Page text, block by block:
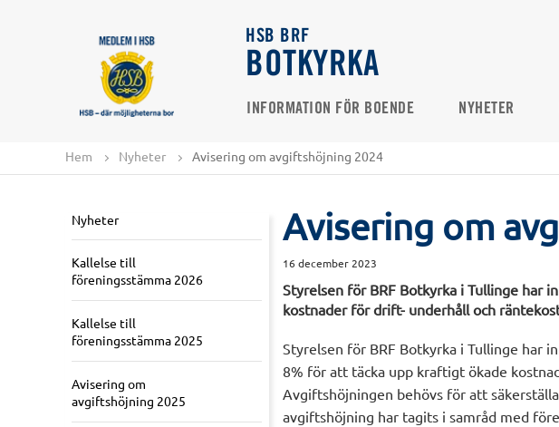
HSB BRF
BOTKYRKA
INFORMATION FÖR BOENDE NYHETER
Hem Nyheter Avisering om avgiftshöjning 2024
Nyheter
Kallelse till
föreningsstämma 2026
Kallelse till
föreningsstämma 2025
Avisering om
avgiftshöjning 2025
Avisering om
16 december 2023
Styrelsen för BRF Botkyrka i Tullinge har
kostnader för drift- underhåll och
Styrelsen för BRF Botkyrka i Tullinge har
8% för att täcka upp kraftigt ökade
Avgiftshöjningen behövs för att
avgiftshöjning har tagits i samråd med